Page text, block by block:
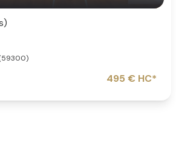
495 € HC*